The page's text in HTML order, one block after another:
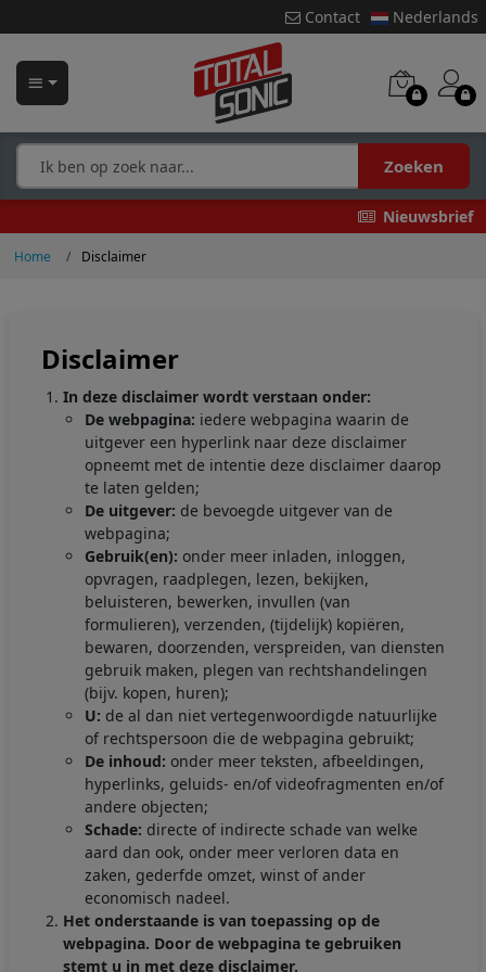
Contact Nederlands
Zoeken
Nieuwsbrief
Home Disclaimer
Disclaimer
In deze disclaimer wordt verstaan onder:
De webpagina: iedere webpagina waarin de
uitgever een hyperlink naar deze disclaimer
opneemt met de intentie deze disclaimer daarop
te laten gelden;
De uitgever: de bevoegde uitgever van de
webpagina;
Gebruik(en): onder meer inladen, inloggen,
opvragen, raadplegen, lezen, bekijken,
beluisteren, bewerken, invullen (van
formulieren), verzenden, (tijdelijk) kopiëren,
bewaren, doorzenden, verspreiden, van diensten
gebruik maken, plegen van rechtshandelingen
(bijv. kopen, huren);
U: de al dan niet vertegenwoordigde natuurlijke
of rechtspersoon die de webpagina gebruikt;
De inhoud: onder meer teksten, afbeeldingen,
hyperlinks, geluids- en/of videofragmenten en/of
andere objecten;
Schade: directe of indirecte schade van welke
aard dan ook, onder meer verloren data en
zaken, gederfde omzet, winst of ander
economisch nadeel.
Het onderstaande is van toepassing op de
webpagina. Door de webpagina te gebruiken
stemt u in met deze disclaimer.